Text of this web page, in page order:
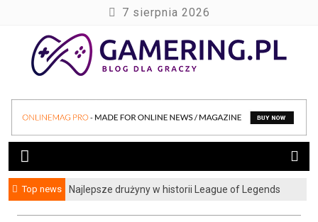
7 sierpnia 2026
gamering.pl
Top news Najlepsze drużyny w historii League of Legends
Jak zbadać wydajność strony lub sklepu